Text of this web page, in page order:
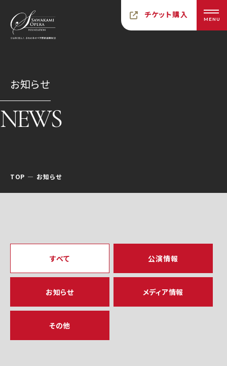
チケット購入 MENU
お知らせ
NEWS
TOP お知らせ
すべて 公演情報
お知らせ メディア情報
その他